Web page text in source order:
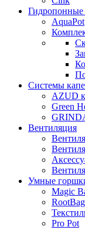
Гидропонные
AquaPot
Системы
AZUD
Green
Вентиляция
Умные
Magic
RootBag
Pro Pot